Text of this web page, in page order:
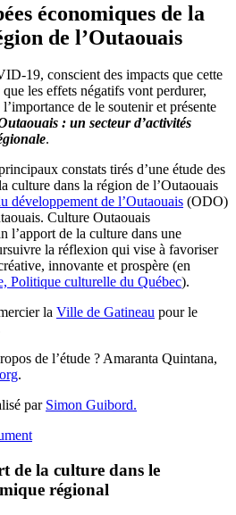
économiques de la
de l’Outaouais
19, conscient des impacts que cette
les effets négatifs vont perdurer,
de le soutenir et présente
: un secteur d’activités
.
constats tirés d’une étude des
culture dans la région de l’Outaouais
développement de l’Outaouais (ODO)
Culture Outaouais
l’apport de la culture dans une
la réflexion qui vise à favoriser
innovante et prospère (en
Politique culturelle du Québec).
la Ville de Gatineau pour le
de l’étude ? Amaranta Quintana,
.
par Simon Guibord.
de la culture dans le
régional